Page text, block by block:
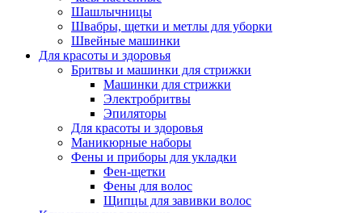
Шашлычницы
Швабры, щетки и метлы для уборки
Швейные машинки
Для красоты и здоровья
Бритвы и машинки для стрижки
Машинки для стрижки
Электробритвы
Эпиляторы
Для красоты и здоровья
Маникюрные наборы
Фены и приборы для укладки
Фен-щетки
Фены для волос
Щипцы для завивки волос